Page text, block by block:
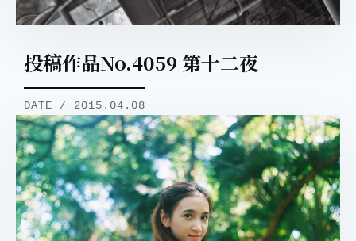
投稿作品No.4059 第十二夜
DATE / 2015.04.08